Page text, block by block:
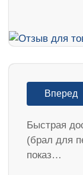
Вперед
Быстрая
(брал для
показ…